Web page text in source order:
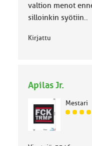
valtion menot
silloinkin syötiin..
Kirjattu
Apilas Jr.
Mestari
J